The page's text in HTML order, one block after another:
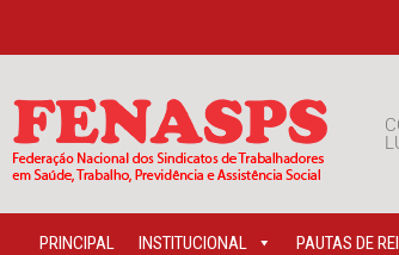
PRINCIPAL INSTITUCIONAL PAUTAS DE